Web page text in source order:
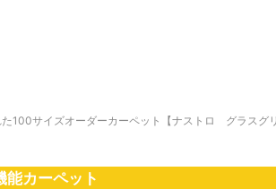
た100サイズオーダーカーペット【ナストロ グラスグ
能カーペット